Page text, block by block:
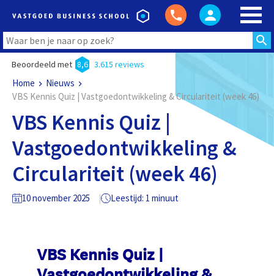
Beoordeeld met 8,6 3.615 reviews
Home
Nieuws
VBS Kennis Quiz | Vastgoedontwikkeling & Circulariteit (week 46)
VBS Kennis Quiz |
Vastgoedontwikkeling &
Circulariteit (week 46)
10 november 2025 Leestijd: 1 minuut